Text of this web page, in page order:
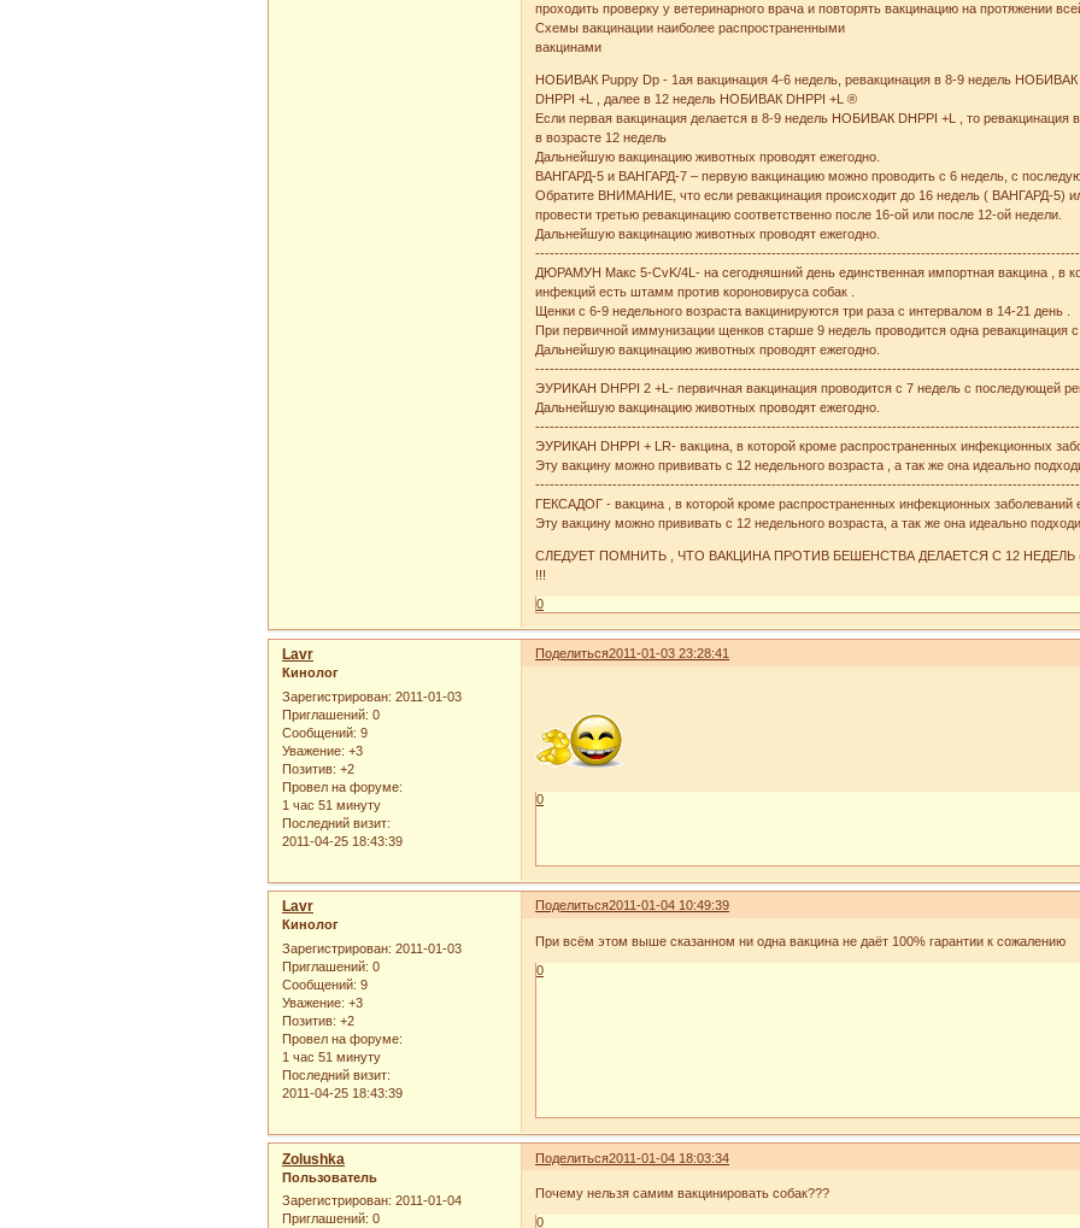
проходить проверку у ветеринарного врача и повторять вакцинацию на протяжении
Схемы вакцинации наиболее распространенными
вакцинами
НОБИВАК Puppy Dp - 1ая вакцинация 4-6 недель, ревакцинация в 8-9 недель НОБИВАК
DHPPI +L , далее в 12 недель НОБИВАК DHPPI +L ®
Если первая вакцинация делается в 8-9 недель НОБИВАК DHPPI +L , то
в возрасте 12 недель
Дальнейшую вакцинацию животных проводят ежегодно.
ВАНГАРД-5 и ВАНГАРД-7 – первую вакцинацию можно проводить с 6 недель, с
Обратите ВНИМАНИЕ, что если ревакцинация происходит до 16 недель ( ВАНГАРД-5)
провести третью ревакцинацию соответственно после 16-ой или после 12-ой недели.
Дальнейшую вакцинацию животных проводят ежегодно.
ДЮРАМУН Макс 5-CvK/4L- на сегодняшний день единственная импортная вакцина , в
инфекций есть штамм против короновируса собак .
Щенки с 6-9 недельного возраста вакцинируются три раза с интервалом в 14-21 день .
При первичной иммунизации щенков старше 9 недель проводится одна ревакцинация
Дальнейшую вакцинацию животных проводят ежегодно.
ЭУРИКАН DHPPI 2 +L- первичная вакцинация проводится с 7 недель с последующей
Дальнейшую вакцинацию животных проводят ежегодно.
ЭУРИКАН DHPPI + LR- вакцина, в которой кроме распространенных инфекционных
Эту вакцину можно прививать с 12 недельного возраста , а так же она идеально
ГЕКСАДОГ - вакцина , в которой кроме распространенных инфекционных
Эту вакцину можно прививать с 12 недельного возраста, а так же она идеально
СЛЕДУЕТ ПОМНИТЬ , ЧТО ВАКЦИНА ПРОТИВ БЕШЕНСТВА ДЕЛАЕТСЯ С 12
!!!
0
Поделиться2011-01-03 23:28:41
Lavr
Кинолог
Зарегистрирован: 2011-01-03
Приглашений: 0
Сообщений: 9
Уважение: +3
Позитив: +2
Провел на форуме:
1 час 51 минуту
Последний визит:
2011-04-25 18:43:39
0
Поделиться2011-01-04 10:49:39
Lavr
Кинолог
Зарегистрирован: 2011-01-03
Приглашений: 0
Сообщений: 9
Уважение: +3
Позитив: +2
Провел на форуме:
1 час 51 минуту
Последний визит:
2011-04-25 18:43:39
При всём этом выше сказанном ни одна вакцина не даёт 100% гарантии к сожалению
0
Поделиться2011-01-04 18:03:34
Zolushka
Пользователь
Зарегистрирован: 2011-01-04
Приглашений: 0
Почему нельзя самим вакцинировать собак???
0